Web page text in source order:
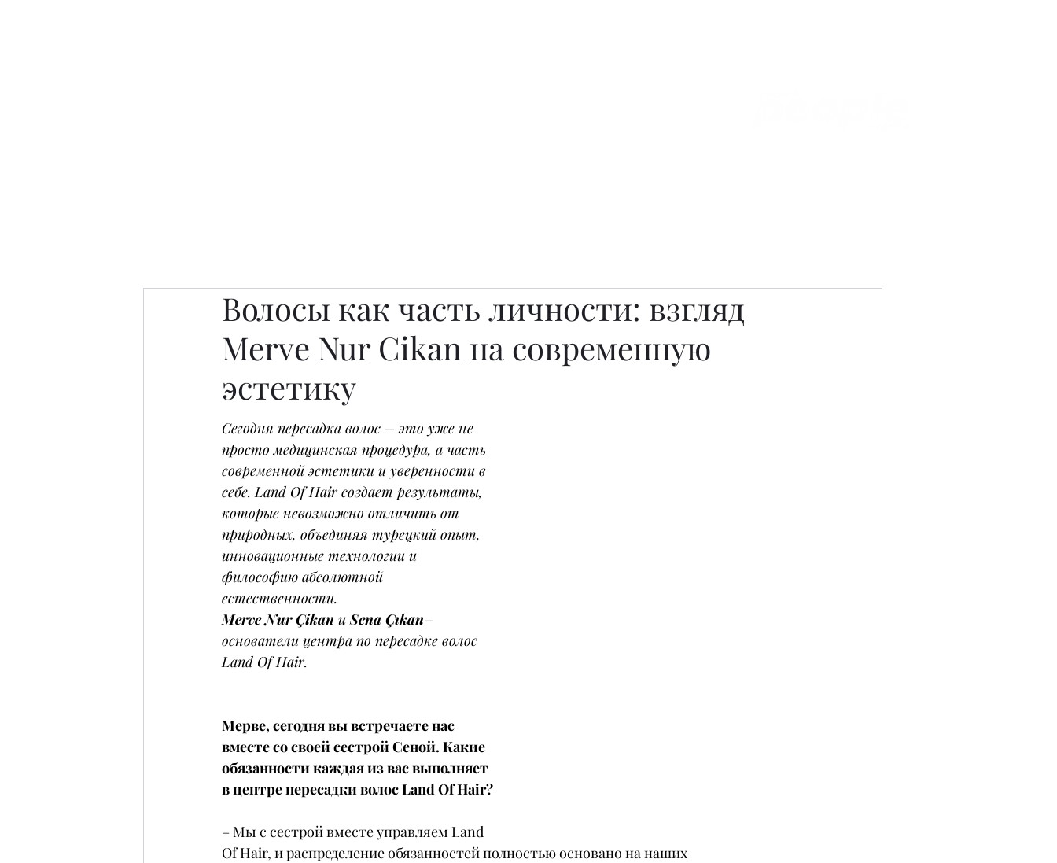
Волосы как часть личности: взгляд
Merve Nur Cikan на современную
эстетику
Сегодня пересадка волос – это уже не
просто медицинская процедура, а часть
современной эстетики и уверенности в
себе. Land Of Hair создает результаты,
которые невозможно отличить от
природных, объединяя турецкий опыт,
инновационные технологии и
философию абсолютной
естественности.
Merve Nur Çikan и Sena Çıkan–
основатели центра по пересадке волос
Land Of Hair.
Мерве, сегодня вы встречаете нас
вместе со своей сестрой Сеной. Какие
обязанности каждая из вас выполняет
в центре пересадки волос Land Of Hair?
– Мы с сестрой вместе управляем Land
Of Hair, и распределение обязанностей полностью основано на наших